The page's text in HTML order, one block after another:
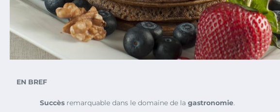
EN BREF
Succès remarquable dans le domaine de la gastronomie.